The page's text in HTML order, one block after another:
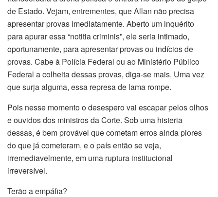
de Estado. Vejam, entrementes, que Allan não precisa
apresentar provas imediatamente. Aberto um inquérito
para apurar essa “notitia criminis”, ele seria intimado,
oportunamente, para apresentar provas ou indícios de
provas. Cabe à Polícia Federal ou ao Ministério Público
Federal a colheita dessas provas, diga-se mais. Uma vez
que surja alguma, essa represa de lama rompe.
Pois nesse momento o desespero vai escapar pelos olhos
e ouvidos dos ministros da Corte. Sob uma histeria
dessas, é bem provável que cometam erros ainda piores
do que já cometeram, e o país então se veja,
irremediavelmente, em uma ruptura institucional
irreversível.
Terão a empáfia?